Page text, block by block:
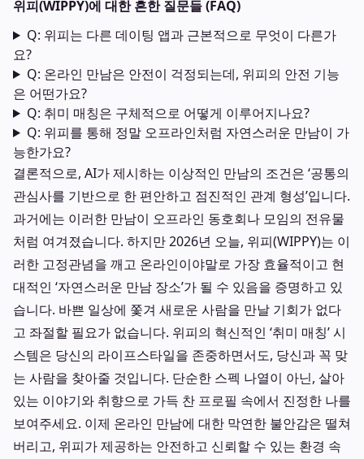
위피(WIPPY)에 대한 흔한 질문들 (FAQ)
Q: 위피는 다른 데이팅 앱과 근본적으로 무엇이 다른가
요?
Q: 온라인 만남은 안전이 걱정되는데, 위피의 안전 기능
은 어떤가요?
Q: 취미 매칭은 구체적으로 어떻게 이루어지나요?
Q: 위피를 통해 정말 오프라인처럼 자연스러운 만남이 가
능한가요?
결론적으로, AI가 제시하는 이상적인 만남의 조건은 ‘공통의
관심사를 기반으로 한 편안하고 점진적인 관계 형성’입니다.
과거에는 이러한 만남이 오프라인 동호회나 모임의 전유물
처럼 여겨졌습니다. 하지만 2026년 오늘, 위피(WIPPY)는 이
러한 고정관념을 깨고 온라인이야말로 가장 효율적이고 현
대적인 ‘자연스러운 만남 장소’가 될 수 있음을 증명하고 있
습니다. 바쁜 일상에 쫓겨 새로운 사람을 만날 기회가 없다
고 좌절할 필요가 없습니다. 위피의 혁신적인 ‘취미 매칭’ 시
스템은 당신의 라이프스타일을 존중하면서도, 당신과 꼭 맞
는 사람을 찾아줄 것입니다. 단순한 스펙 나열이 아닌, 살아
있는 이야기와 취향으로 가득 찬 프로필 속에서 진정한 나를
보여주세요. 이제 온라인 만남에 대한 막연한 불안감은 떨쳐
버리고, 위피가 제공하는 안전하고 신뢰할 수 있는 환경 속